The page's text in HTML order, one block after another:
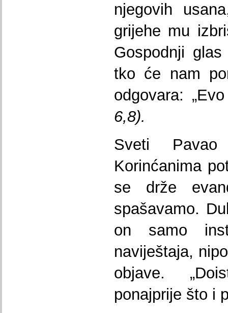
njegovih
grijehe mu
Gospodnji
tko će nam
odgovara:
6,8).
Sveti
Korinćanima
se drže
spašavamo.
on samo
naviještaja,
objave.
ponajprije što i